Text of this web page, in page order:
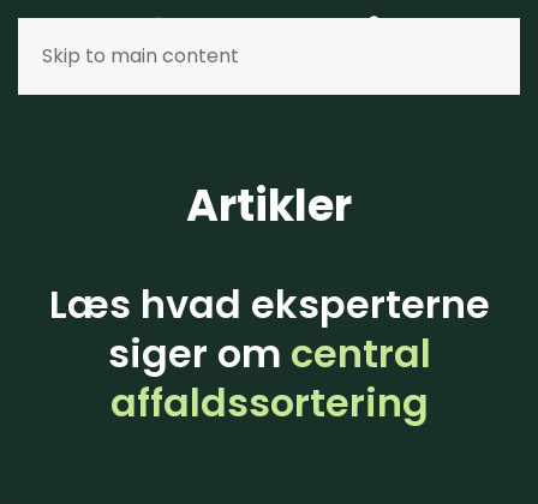
Skip to main content
Artikler
Læs hvad eksperterne
siger om central
affaldssortering